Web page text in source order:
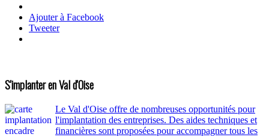
Ajouter à Facebook
Tweeter
S'implanter en Val d'Oise
Le Val d'Oise offre de nombreuses opportunités pour
l'implantation des entreprises. Des aides techniques et
financières sont proposées pour accompagner tous les